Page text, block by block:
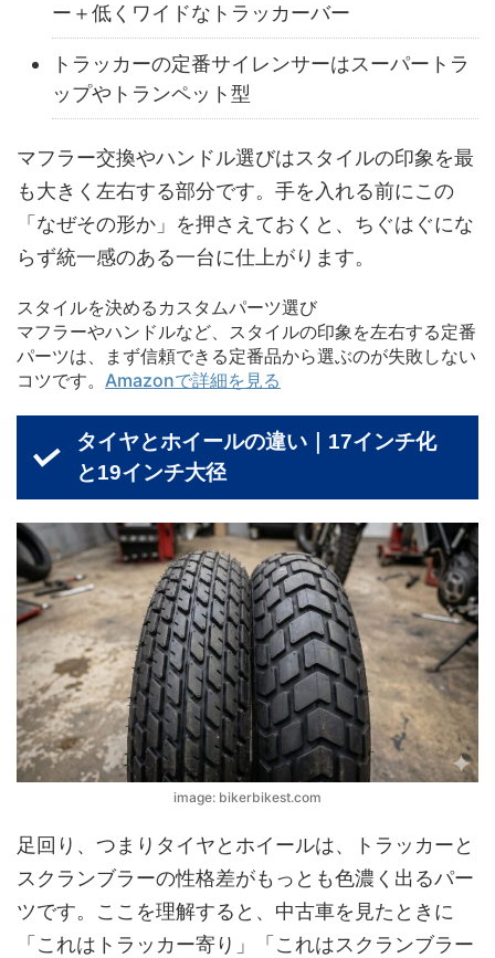
ー＋低くワイドなトラッカーバー
トラッカーの定番サイレンサーはスーパートラ
ップやトランペット型
マフラー交換やハンドル選びはスタイルの印象を最
も大きく左右する部分です。手を入れる前にこの
「なぜその形か」を押さえておくと、ちぐはぐにな
らず統一感のある一台に仕上がります。
スタイルを決めるカスタムパーツ選び
マフラーやハンドルなど、スタイルの印象を左右する定番
パーツは、まず信頼できる定番品から選ぶのが失敗しない
コツです。 Amazonで詳細を見る
タイヤとホイールの違い｜17インチ化
と19インチ大径
image: bikerbikest.com
足回り、つまりタイヤとホイールは、トラッカーと
スクランブラーの性格差がもっとも色濃く出るパー
ツです。ここを理解すると、中古車を見たときに
「これはトラッカー寄り」「これはスクランブラー